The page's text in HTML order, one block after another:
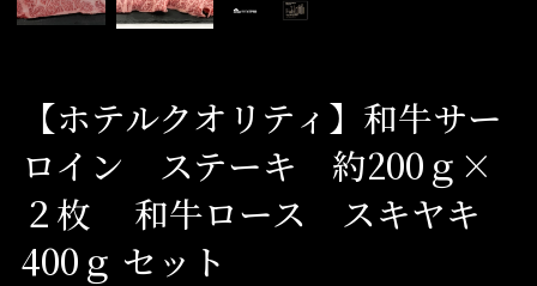
【ホテルクオリティ】和牛サー
ロイン ステーキ 約200ｇ×
２枚 和牛ロース スキヤキ
400ｇ セット